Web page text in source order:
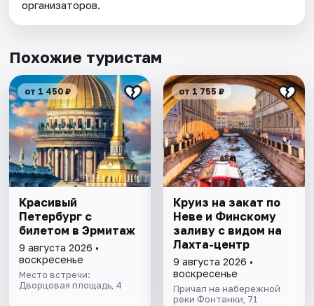
организаторов.
Похожие туристам
от 1 450 ₽
Красивый
Петербург с
билетом в Эрмитаж
9 августа 2026 •
воскресенье
Место встречи:
Дворцовая площадь, 4
от 1 755 ₽
Круиз на закат по
Неве и Финскому
заливу с видом на
Лахта-центр
9 августа 2026 •
воскресенье
Причал на набережной
реки Фонтанки, 71